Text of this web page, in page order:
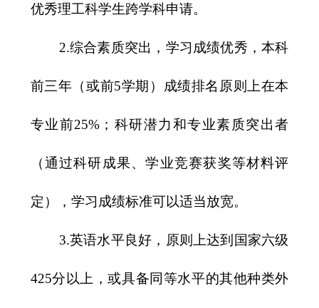
优秀理工科学生跨学科申请。
2.综合素质突出，学习成绩优秀，本科
前三年（或前5学期）成绩排名原则上在本
专业前25% ；科研潜力和专业素质突出者
（通过科研成果、学业竞赛获奖等材料评
定），学习成绩标准可以适当放宽。
3.英语水平良好，原则上达到国家六级
425分以上，或具备同等水平的其他种类外